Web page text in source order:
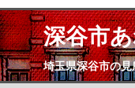
深谷市
埼玉県深谷市の